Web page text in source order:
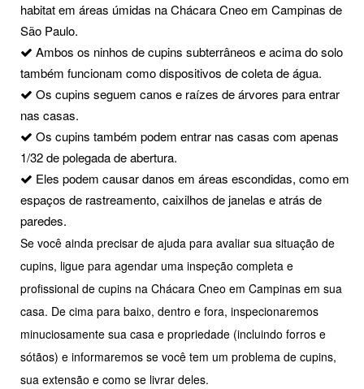
habitat em áreas úmidas na Chácara Cneo em Campinas de
São Paulo.
Ambos os ninhos de cupins subterrâneos e acima do solo
também funcionam como dispositivos de coleta de água.
Os cupins seguem canos e raízes de árvores para entrar
nas casas.
Os cupins também podem entrar nas casas com apenas
1/32 de polegada de abertura.
Eles podem causar danos em áreas escondidas, como em
espaços de rastreamento, caixilhos de janelas e atrás de
paredes.
Se você ainda precisar de ajuda para avaliar sua situação de
cupins, ligue para agendar uma inspeção completa e
profissional de cupins na Chácara Cneo em Campinas em sua
casa. De cima para baixo, dentro e fora, inspecionaremos
minuciosamente sua casa e propriedade (incluindo forros e
sótãos) e informaremos se você tem um problema de cupins,
sua extensão e como se livrar deles.